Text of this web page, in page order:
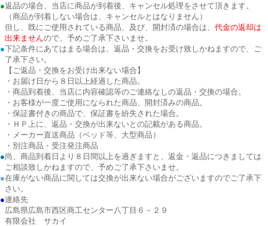
●返品の場合、当店に商品が到着後、キャンセル処理をさせて頂きます。
（商品が到着しない場合は、キャンセルとはなりません）
但し、既にご使用されている商品、及び、開封済の場合は、 代金の返却は
出来ませんので、予めご了承下さいませ。
●下記条件にあてはまる場合は、返品・交換をお受け致しかねますので、ご
了承下さい。
【ご返品・交換をお受け出来ない場合】
・お届け日から８日以上経過した商品。
・商品到着後、当店に内容確認等のご連絡なしの返品・交換の場合。
・お客様が一度ご使用になられた商品、開封済みの商品。
・保証書付きの商品で、保証書を紛失された場合。
・ＨＰ上に、返品・交換が出来ないとの記載がある商品。
・メーカー直送商品（ベッド等、大型商品）
・別注商品・受注発注商品
●尚、商品到着日より８日間以上を過ぎますと、返金・返品につきましては
ご相談致しかねますので、予めご了承下さいませ。
●在庫がない商品に関しては交換が出来ない場合がございますのでご了承下
さい。
●連絡先
広島県広島市西区商工センター八丁目６－２９
有限会社 サカイ